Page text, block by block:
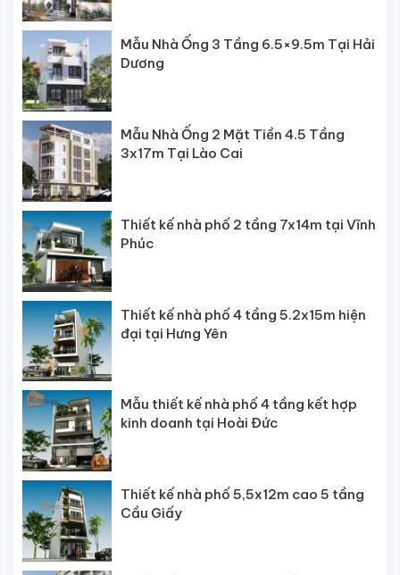
Mẫu Nhà Ống 3 Tầng 6.5×9.5m Tại Hải
Dương
Mẫu Nhà Ống 2 Mặt Tiền 4.5 Tầng
3x17m Tại Lào Cai
Thiết kế nhà phố 2 tầng 7x14m tại Vĩnh
Phúc
Thiết kế nhà phố 4 tầng 5.2x15m hiện
đại tại Hưng Yên
Mẫu thiết kế nhà phố 4 tầng kết hợp
kinh doanh tại Hoài Đức
Thiết kế nhà phố 5,5x12m cao 5 tầng
Cầu Giấy